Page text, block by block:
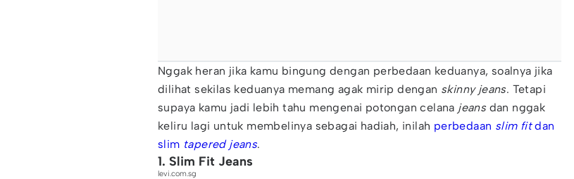
Nggak heran jika kamu bingung dengan perbedaan keduanya, soalnya jika
dilihat sekilas keduanya memang agak mirip dengan skinny jeans. Tetapi
supaya kamu jadi lebih tahu mengenai potongan celana jeansdan nggak
keliru lagi untuk membelinya sebagai hadiah, inilah perbedaan slim fitdan
slim tapered jeans.
1. Slim Fit Jeans
levi.com.sg